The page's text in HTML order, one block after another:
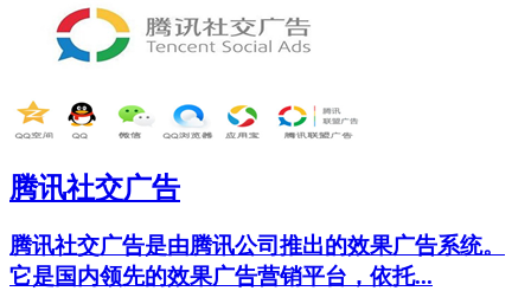
腾讯社交广告
腾讯社交广告是由腾讯公司推出的效果广告系统。
它是国内领先的效果广告营销平台，依托...